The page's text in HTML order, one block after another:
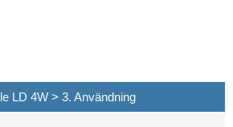
LD 4W > 3. Användning